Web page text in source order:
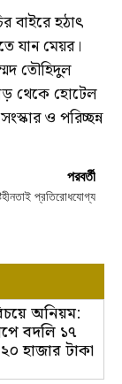
বাইরে হঠাৎ
যান মেয়র।
তৌহিদুল
থেকে হোটেল
ও পরিচ্ছন্ন
পরবর্তী
প্রতিরোধযোগ্য
অনিয়ম:
বদলি ১৭
হাজার টাকা